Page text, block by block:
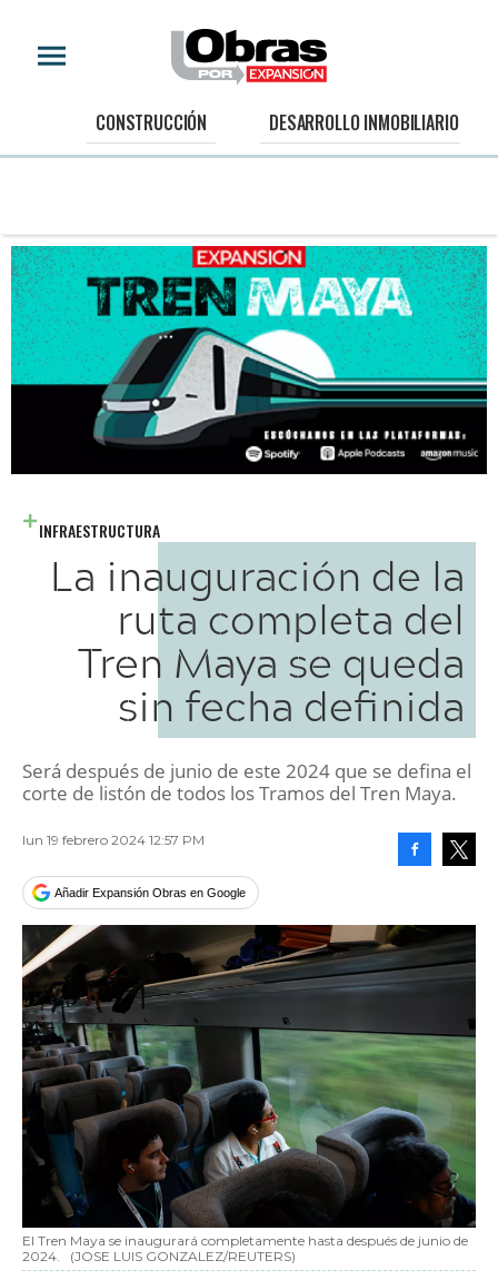
CONSTRUCCIÓN DESARROLLO INMOBILIARIO
INFRAESTRUCTURA
La inauguración de la
ruta completa del
Tren Maya se queda
sin fecha definida
Será después de junio de este 2024 que se defina el
corte de listón de todos los Tramos del Tren Maya.
lun 19 febrero 2024 12:57 PM
Añadir Expansión Obras en Google
El Tren Maya se inaugurará completamente hasta después de junio de
2024.
(JOSE LUIS GONZALEZ/REUTERS)